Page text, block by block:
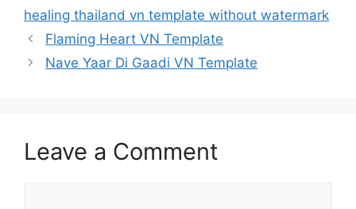
healing thailand vn template without watermark
Flaming Heart VN Template
Nave Yaar Di Gaadi VN Template
Leave a Comment